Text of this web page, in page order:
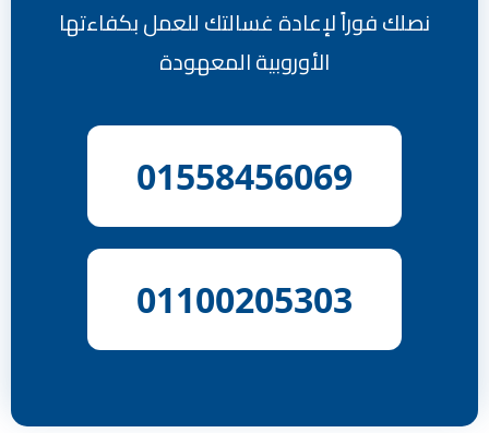
نصلك فوراً لإعادة غسالتك للعمل بكفاءتها
الأوروبية المعهودة
01558456069
01100205303